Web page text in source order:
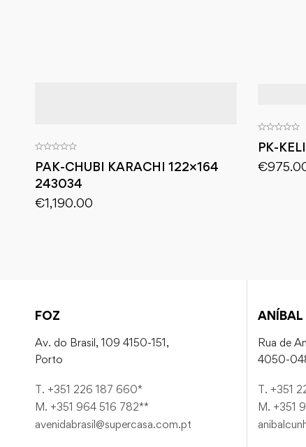
PAK-CHUBI KARACHI 122×164
243034
€1,190.00
PK-
€
FOZ
Av. do Brasil, 109 4150-151,
Porto
T. +351 226 187 660*
M. +351 964 516 782**
avenidabrasil@supercasa.com.pt
Rua de
4050-
T. +351
M. +351